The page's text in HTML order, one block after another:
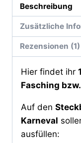
Beschreibung
Zusätzliche
Rezensionen (1)
Hier findet ihr
Fasching
Auf den
Karneval
ausfüllen: